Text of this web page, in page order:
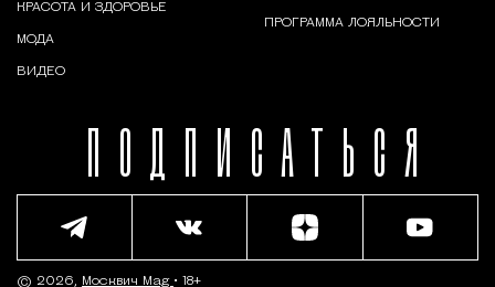
ПОДПИСАТЬСЯ
КРАСОТА И ЗДОРОВЬЕ
МОДА
ВИДЕО
ПРОГРАММА ЛОЯЛЬНОСТИ
© 2026, Москвич Mag • 18+